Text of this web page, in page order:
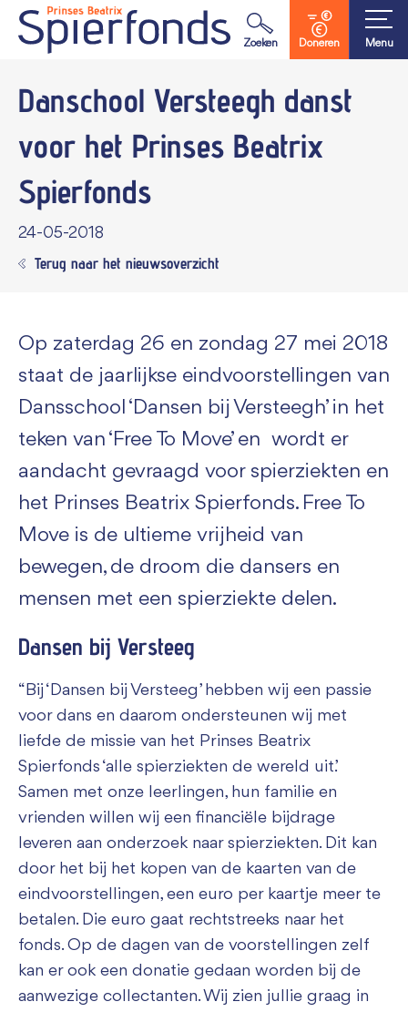
Zoeken Doneren Menu
Waar ben je naar op zoek?
Danschool Versteegh danst
voor het Prinses Beatrix
Spierfonds
24-05-2018
Terug naar het nieuwsoverzicht
Op zaterdag 26 en zondag 27 mei 2018
staat de jaarlijkse eindvoorstellingen van
Dansschool ‘Dansen bij Versteegh’ in het
teken van ‘Free To Move’ en wordt er
aandacht gevraagd voor spierziekten en
het Prinses Beatrix Spierfonds. Free To
Move is de ultieme vrijheid van
bewegen, de droom die dansers en
mensen met een spierziekte delen.
Dansen bij Versteeg
“Bij ‘Dansen bij Versteeg’ hebben wij een passie
voor dans en daarom ondersteunen wij met
liefde de missie van het Prinses Beatrix
Spierfonds ‘alle spierziekten de wereld uit’.
Samen met onze leerlingen, hun familie en
vrienden willen wij een financiële bijdrage
leveren aan onderzoek naar spierziekten. Dit kan
door het bij het kopen van de kaarten van de
eindvoorstellingen, een euro per kaartje meer te
betalen. Die euro gaat rechtstreeks naar het
fonds. Op de dagen van de voorstellingen zelf
kan er ook een donatie gedaan worden bij de
aanwezige collectanten. Wij zien jullie graag in